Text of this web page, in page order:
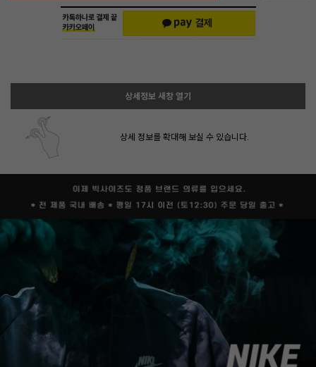
상세정보 새창 열기
상세 정보를 확대해 보실 수 있습니다.